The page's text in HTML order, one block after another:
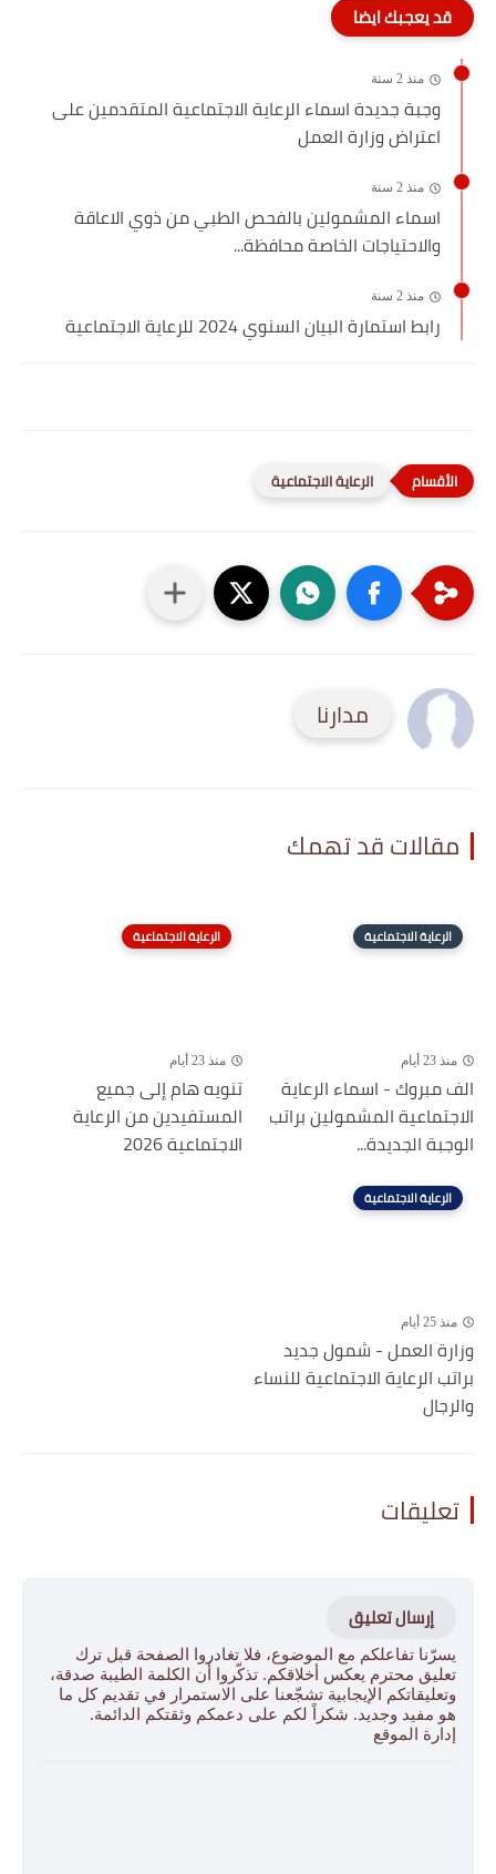
قد يعجبك ايضا
منذ 2 سنة
وجبة جديدة اسماء الرعاية الاجتماعية المتقدمين على
اعتراض وزارة العمل
منذ 2 سنة
اسماء المشمولين بالفحص الطبي من ذوي الاعاقة
والاحتياجات الخاصة محافظة...
منذ 2 سنة
رابط استمارة البيان السنوي 2024 للرعاية الاجتماعية
الرعاية الاجتماعية
مدارنا
مقالات قد تهمك
الرعاية الاجتماعية
منذ 23 أيام
الف مبروك - اسماء الرعاية
الاجتماعية المشمولين براتب
الوجبة الجديدة...
الرعاية الاجتماعية
منذ 23 أيام
تنويه هام إلى جميع
المستفيدين من الرعاية
الاجتماعية 2026
الرعاية الاجتماعية
منذ 25 أيام
وزارة العمل - شمول جديد
براتب الرعاية الاجتماعية للنساء
والرجال
تعليقات
إرسال تعليق
يسرّنا تفاعلكم مع الموضوع، فلا تغادروا الصفحة قبل ترك
تعليق محترم يعكس أخلاقكم. تذكّروا أن الكلمة الطيبة صدقة،
وتعليقاتكم الإيجابية تشجّعنا على الاستمرار في تقديم كل ما
هو مفيد وجديد. شكراً لكم على دعمكم وثقتكم الدائمة.
إدارة الموقع